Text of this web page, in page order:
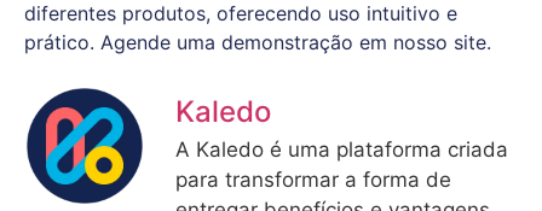
diferentes produtos, oferecendo uso intuitivo e
prático. Agende uma demonstração em nosso site.
Kaledo
A Kaledo é uma plataforma criada
para transformar a forma de